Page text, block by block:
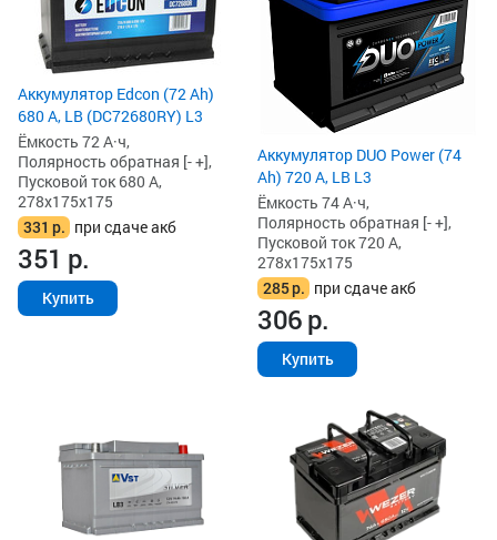
Аккумулятор Edcon (72 Ah)
680 А, LB (DC72680RY) L3
Ёмкость 72 А·ч,
Полярность обратная [- +],
Пусковой ток 680 А,
278x175x175
331 р. при сдаче акб
351 р.
Купить
Аккумулятор DUO Power (74
Ah) 720 А, LB L3
Ёмкость 74 А·ч,
Полярность обратная [- +],
Пусковой ток 720 А,
278x175x175
285р. при сдаче акб
306р.
Купить